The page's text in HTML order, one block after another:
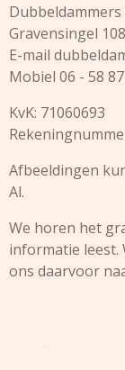
Gravensingel
E-mail
Mobiel 06 - 58
KvK: 71060693
Afbeeldingen
Al.
We horen het
informatie leest.
ons daarvoor